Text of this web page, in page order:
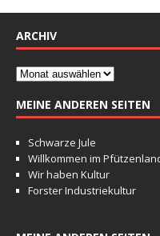
ARCHIV
MEINE ANDEREN SEITEN
Schwarze Jule
Willkommen im
Wir haben Kultur
Forster Industriekultur